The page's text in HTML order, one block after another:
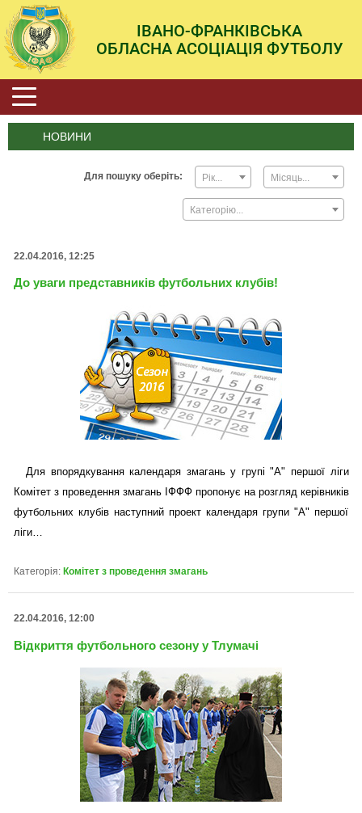
ІВАНО-ФРАНКІВСЬКА
ОБЛАСНА АСОЦІАЦІЯ ФУТБОЛУ
НОВИНИ
Для пошуку оберіть: Рік... Місяць...
Категорію...
22.04.2016, 12:25
До уваги представників футбольних клубів!
Для впорядкування календаря змагань у групі "А" першої ліги
Комітет з проведення змагань ІФФФ пропонує на розгляд керівників
футбольних клубів наступний проект календаря групи "А" першої
ліги…
Категорія: Комітет з проведення змагань
22.04.2016, 12:00
Відкриття футбольного сезону у Тлумачі